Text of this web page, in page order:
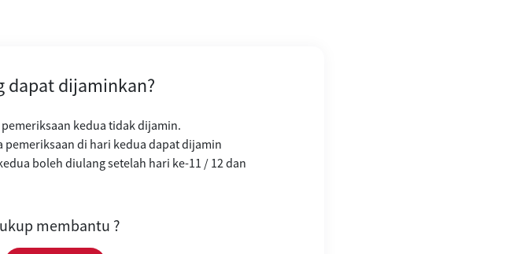
dapat dijaminkan?
kedua tidak dijamin.
pemeriksaan di hari kedua dapat dijamin
boleh diulang setelah hari ke-11 / 12 dan
membantu ?